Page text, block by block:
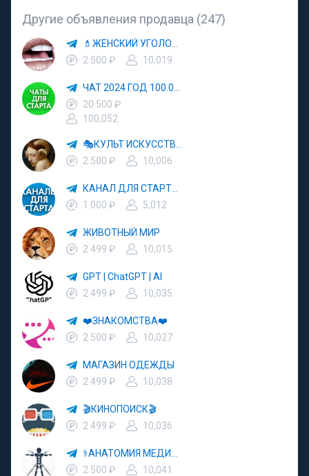
Другие объявления продавца (247)
2 500 ₽
10,019
20 500 ₽
100,052
2 500 ₽
10,006
КАНАЛ ДЛЯ СТАРТА 5000
1 000 ₽
5,012
ЖИВОТНЫЙ МИР
2 499 ₽
10,015
GPT | ChatGPT | AI
2 499 ₽
10,035
❤️ЗНАКОМСТВА❤️
2 500 ₽
10,027
МАГАЗИН ОДЕЖДЫ
2 499 ₽
10,038
🎬КИНОПОИСК🎬
2 499 ₽
10,036
2 500 ₽
10,041